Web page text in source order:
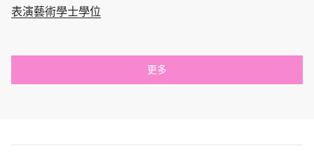
表演藝術學士學位
更多